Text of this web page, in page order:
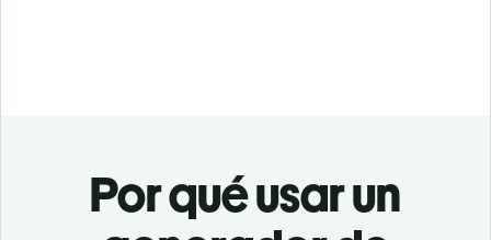
Por qué usar un